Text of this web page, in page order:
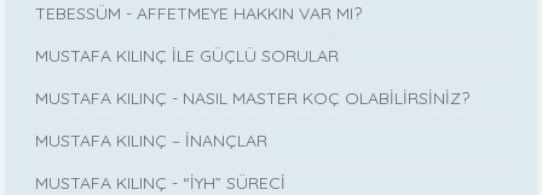
TEBESSÜM - AFFETMEYE HAKKIN VAR MI?
MUSTAFA KILINÇ İLE GÜÇLÜ SORULAR
MUSTAFA KILINÇ - NASIL MASTER KOÇ OLABİLİRSİNİZ?
MUSTAFA KILINÇ – İNANÇLAR
MUSTAFA KILINÇ - “İYH” SÜRECİ